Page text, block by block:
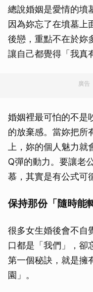
總說婚姻是愛情的墳
因為妳忘了在墳墓上
後戀，重點不在於妳
讓自己都覺得「我真
廣告
婚姻裡最可怕的不是
的放棄感。當妳把所
上，妳的個人魅力
Q彈的動力。要讓老
慕，其實是有公式可
保持那份「隨時能
很多女生婚後會不自
口都是「我們」，卻
第一個秘訣，就是擁
園」。